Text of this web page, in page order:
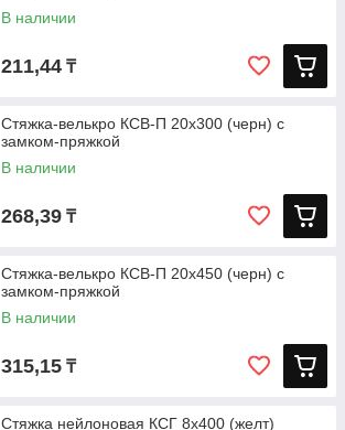
В наличии
211,44 ₸
Стяжка-велькро КСВ-П 20х300 (черн) с
замком-пряжкой
В наличии
268,39 ₸
Стяжка-велькро КСВ-П 20х450 (черн) с
замком-пряжкой
В наличии
315,15 ₸
Стяжка нейлоновая КСГ 8х400 (желт)